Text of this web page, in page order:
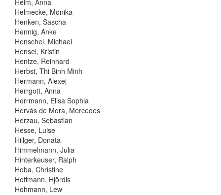
Helmecke, Monika
Henken, Sascha
Hennig, Anke
Henschel, Michael
Hensel, Kristin
Hentze, Reinhard
Herbst, Thi Binh Minh
Hermann, Alexej
Herrgott, Anna
Herrmann, Elisa Sophia
Hervás de Mora, Mercedes
Herzau, Sebastian
Hesse, Luise
Hillger, Donata
Himmelmann, Julia
Hinterkeuser, Ralph
Hoba, Christine
Hoffmann, Hjördis
Hohmann, Lew